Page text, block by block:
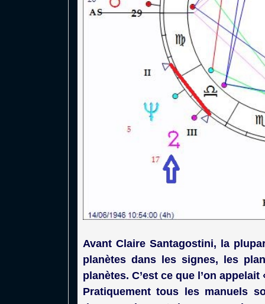
Avant Claire Santagostini, la
planètes dans les signes, les
planètes. C’est ce que l’on
Pratiquement tous les manuels